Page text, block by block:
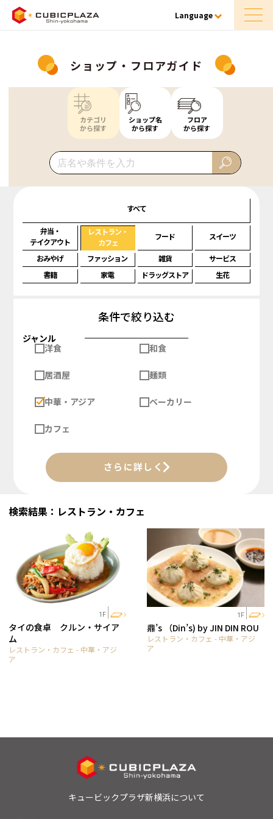
Language
ショップ・フロアガイド
カテゴリ
から探す
ショップ名
から探す
フロア
から探す
すべて
弁当・
テイクアウト
レストラン・
カフェ
フード スイーツ
おみやげ ファッション 雑貨
サービス
書籍
家電 ドラッグストア 生花
条件で絞り込む
ジャンル
洋食
和食
居酒屋 麺類
中華・アジア ベーカリー
カフェ
さらに詳しく
検索結果：レストラン・カフェ
1F
タイの食卓 クルン・サイア
ム
レストラン・カフェ - 中華・アジ
ア
1F
鼎’s （Din’s) by JIN DIN ROU
レストラン・カフェ - 中華・アジ
ア
キュービックプラザ新横浜について